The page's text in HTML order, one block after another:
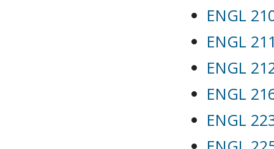
ENGL
ENGL
ENGL
ENGL
ENGL